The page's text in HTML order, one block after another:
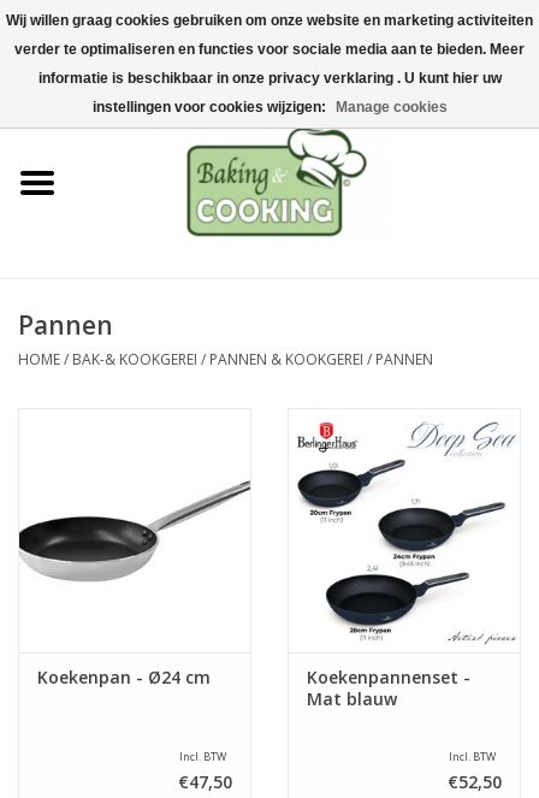
Home
Bak-& kookgerei
Machines & onderdelen
Chocolade & ijsbereiding
Hygiëne & opslag
Pannen
HOME/ BAK-& KOOKGEREI / PANNEN & KOOKGEREI / PANNEN
Koekenpan - Ø24 cm
Incl. BTW
€47,50
Koekenpannenset -
Mat blauw
Incl. BTW
€52,50
Wij willen graag cookies gebruiken om onze website en marketing activiteiten
verder te optimaliseren en functies voor sociale media aan te bieden. Meer
informatie is beschikbaar in onze privacy verklaring . U kunt hier uw
instellingen voor cookies wijzigen:
Manage cookies